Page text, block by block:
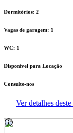
Dormitórios: 2
Vagas de garagem: 1
WC: 1
Disponível para Locação
Consulte-nos
Ver detalhes